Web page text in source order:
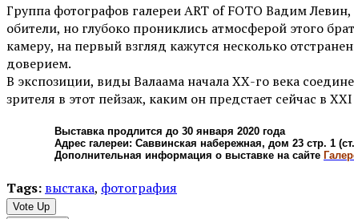
Группа фотографов галереи ART of FOTO Вадим
обители, но глубоко прониклись атмосферой этого
камеру, на первый взгляд кажутся несколько
доверием.
В экспозиции, виды Валаама начала ХХ-го века
зрителя в этот пейзаж, каким он предстает сейчас в XXI
Выставка продлится до 30 января 2020 года
Адрес галереи: Саввинская набережная, дом 23 стр. 1
Дополнительная информация о выставке на сайте
Tags: выстака, фотография
Vote Up